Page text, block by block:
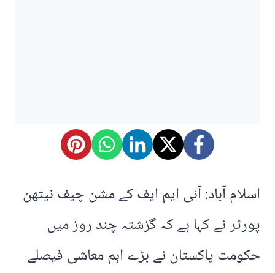
اسلام آباد: آئی ایم ایف کے مشن چیف نیتھن
پورٹر نے کہا ہے کہ گزشتہ چند روز میں
حکومت پاکستان نے بڑے اہم معاشی فیصلے